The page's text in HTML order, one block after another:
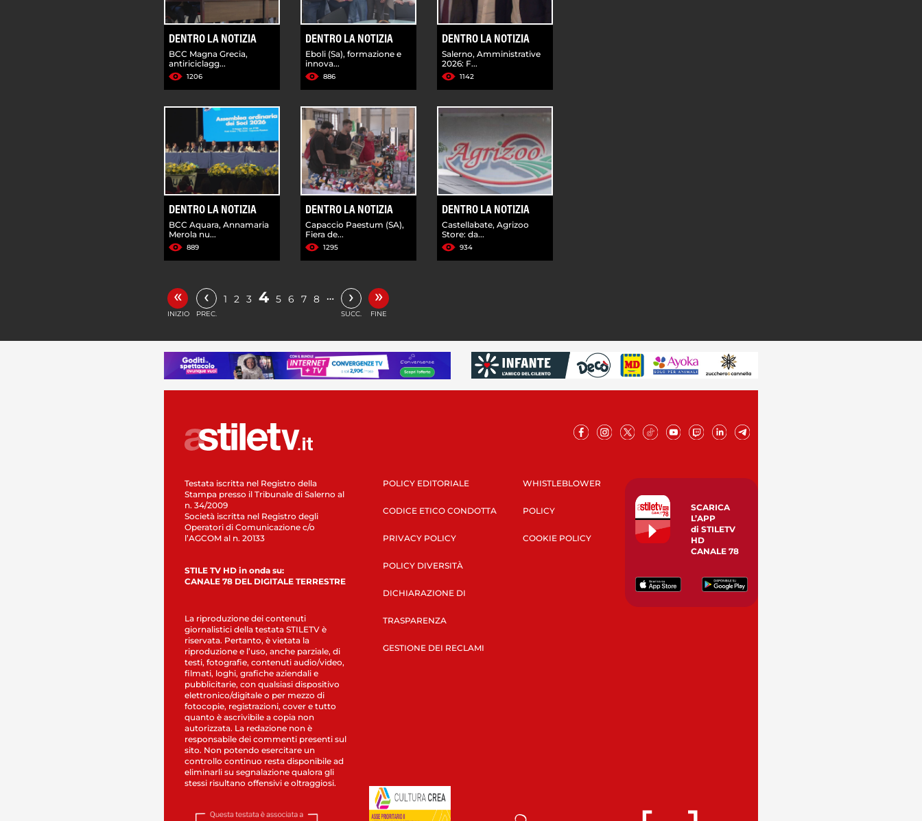
DENTRO LA NOTIZIA
BCC Magna Grecia,
antiriciclagg...
1206
DENTRO LA NOTIZIA
Eboli (Sa), formazione e
innova...
886
DENTRO LA NOTIZIA
Salerno, Amministrative
2026: F...
1142
DENTRO LA NOTIZIA
BCC Aquara, Annamaria
Merola nu...
889
DENTRO LA NOTIZIA
Capaccio Paestum (SA),
Fiera de...
1295
DENTRO LA NOTIZIA
Castellabate, Agrizoo
Store: da...
934
«
INIZIO
‹
PREC.
1 2 3 4 5 6 7 8 … ›
SUCC.
»
FINE
Testata iscritta nel Registro della
Stampa presso il Tribunale di Salerno al
n. 34/2009
Società iscritta nel Registro degli
Operatori di Comunicazione c/o
l’AGCOM al n. 20133
STILE TV HD in onda su:
CANALE 78 DEL DIGITALE TERRESTRE
La riproduzione dei contenuti
giornalistici della testata STILETV è
riservata. Pertanto, è vietata la
riproduzione e l’uso, anche parziale, di
testi, fotografie, contenuti audio/video,
filmati, loghi, grafiche aziendali e
pubblicitarie, con qualsiasi dispositivo
elettronico/digitale o per mezzo di
fotocopie, registrazioni, cover e tutto
quanto è ascrivibile a copia non
autorizzata. La redazione non è
responsabile dei commenti presenti sul
sito. Non potendo esercitare un
controllo continuo resta disponibile ad
eliminarli su segnalazione qualora gli
stessi risultano offensivi e oltraggiosi.
POLICY EDITORIALE
CODICE ETICO CONDOTTA
PRIVACY POLICY
POLICY DIVERSITÀ
DICHIARAZIONE DI
TRASPARENZA
GESTIONE DEI RECLAMI
WHISTLEBLOWER
POLICY
COOKIE POLICY
SCARICA
L’APP
di STILETV
HD
CANALE 78